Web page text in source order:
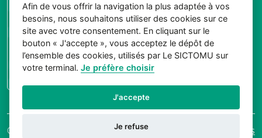
PORTAIL ÉLUS
CONNEXION
© 2026 Sictomu. Tout
Mentions légales
Afin de vous offrir la navigation la plus adaptée à vos
besoins, nous souhaitons utiliser des cookies sur ce
site avec votre consentement. En cliquant sur le
bouton « J'accepte », vous acceptez le dépôt de
l’ensemble des cookies, utilisés par Le SICTOMU sur
votre terminal.Je préfère choisir
J'accepte
Je refuse